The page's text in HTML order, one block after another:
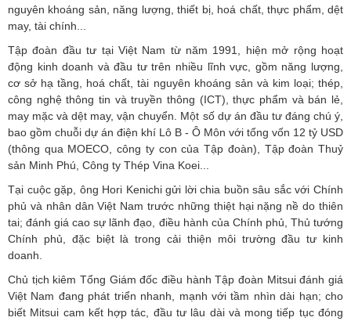
nguyên khoáng sản, năng lượng, thiết bị, hoá chất, thực phẩm, dệt
may, tài chính...
Tập đoàn đầu tư tại Việt Nam từ năm 1991, hiện mở rộng hoạt
động kinh doanh và đầu tư trên nhiều lĩnh vực, gồm năng lượng,
cơ sở hạ tầng, hoá chất, tài nguyên khoáng sản và kim loại; thép,
công nghệ thông tin và truyền thông (ICT), thực phẩm và bán lẻ,
may mặc và dệt may, vận chuyển. Một số dự án đầu tư đáng chú ý,
bao gồm chuỗi dự án điện khí Lô B - Ô Môn với tổng vốn 12 tỷ USD
(thông qua MOECO, công ty con của Tập đoàn), Tập đoàn Thuỷ
sản Minh Phú, Công ty Thép Vina Koei...
Tại cuộc gặp, ông Hori Kenichi gửi lời chia buồn sâu sắc với Chính
phủ và nhân dân Việt Nam trước những thiệt hại nặng nề do thiên
tai; đánh giá cao sự lãnh đạo, điều hành của Chính phủ, Thủ tướng
Chính phủ, đặc biệt là trong cải thiện môi trường đầu tư kinh
doanh.
Chủ tịch kiêm Tổng Giám đốc điều hành Tập đoàn Mitsui đánh giá
Việt Nam đang phát triển nhanh, mạnh với tầm nhìn dài hạn; cho
biết Mitsui cam kết hợp tác, đầu tư lâu dài và mong tiếp tục đóng